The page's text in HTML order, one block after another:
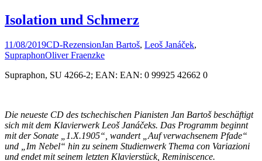
Isolation und Schmerz
11/08/2019CD-RezensionJan Bartoš, Leoš Janáček,
SupraphonOliver Fraenzke
Supraphon, SU 4266-2; EAN: EAN: 0 99925 42662 0
Die neueste CD des tschechischen Pianisten Jan Bartoš beschäftigt
sich mit dem Klavierwerk Leoš Janáčeks. Das Programm beginnt
mit der Sonate „1.X.1905“, wandert „Auf verwachsenem Pfade“
und „Im Nebel“ hin zu seinem Studienwerk Thema con Variazioni
und endet mit seinem letzten Klavierstück, Reminiscence.